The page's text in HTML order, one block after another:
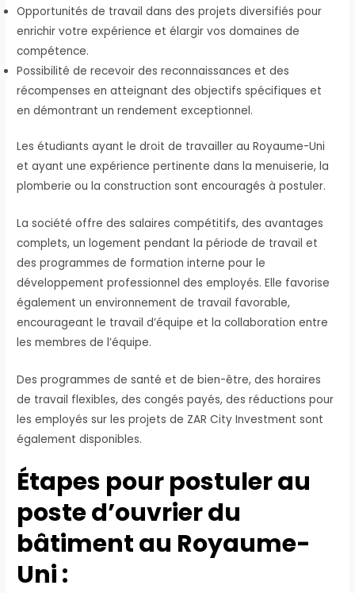
Opportunités de travail dans des projets diversifiés pour
enrichir votre expérience et élargir vos domaines de
compétence.
Possibilité de recevoir des reconnaissances et des
récompenses en atteignant des objectifs spécifiques et
en démontrant un rendement exceptionnel.
Les étudiants ayant le droit de travailler au Royaume-Uni
et ayant une expérience pertinente dans la menuiserie, la
plomberie ou la construction sont encouragés à postuler.
La société offre des salaires compétitifs, des avantages
complets, un logement pendant la période de travail et
des programmes de formation interne pour le
développement professionnel des employés. Elle favorise
également un environnement de travail favorable,
encourageant le travail d’équipe et la collaboration entre
les membres de l’équipe.
Des programmes de santé et de bien-être, des horaires
de travail flexibles, des congés payés, des réductions pour
les employés sur les projets de ZAR City Investment sont
également disponibles.
Étapes pour postuler au
poste d’ouvrier du
bâtiment au Royaume-
Uni :